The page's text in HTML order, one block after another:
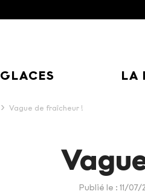
GLACES LA
Vague de fraîcheur !
Publié le : 11/